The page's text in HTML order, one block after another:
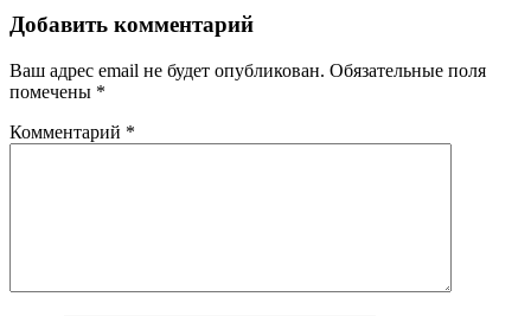
Добавить комментарий
Ваш адрес email не будет опубликован. Обязательные поля
помечены *
Комментарий *